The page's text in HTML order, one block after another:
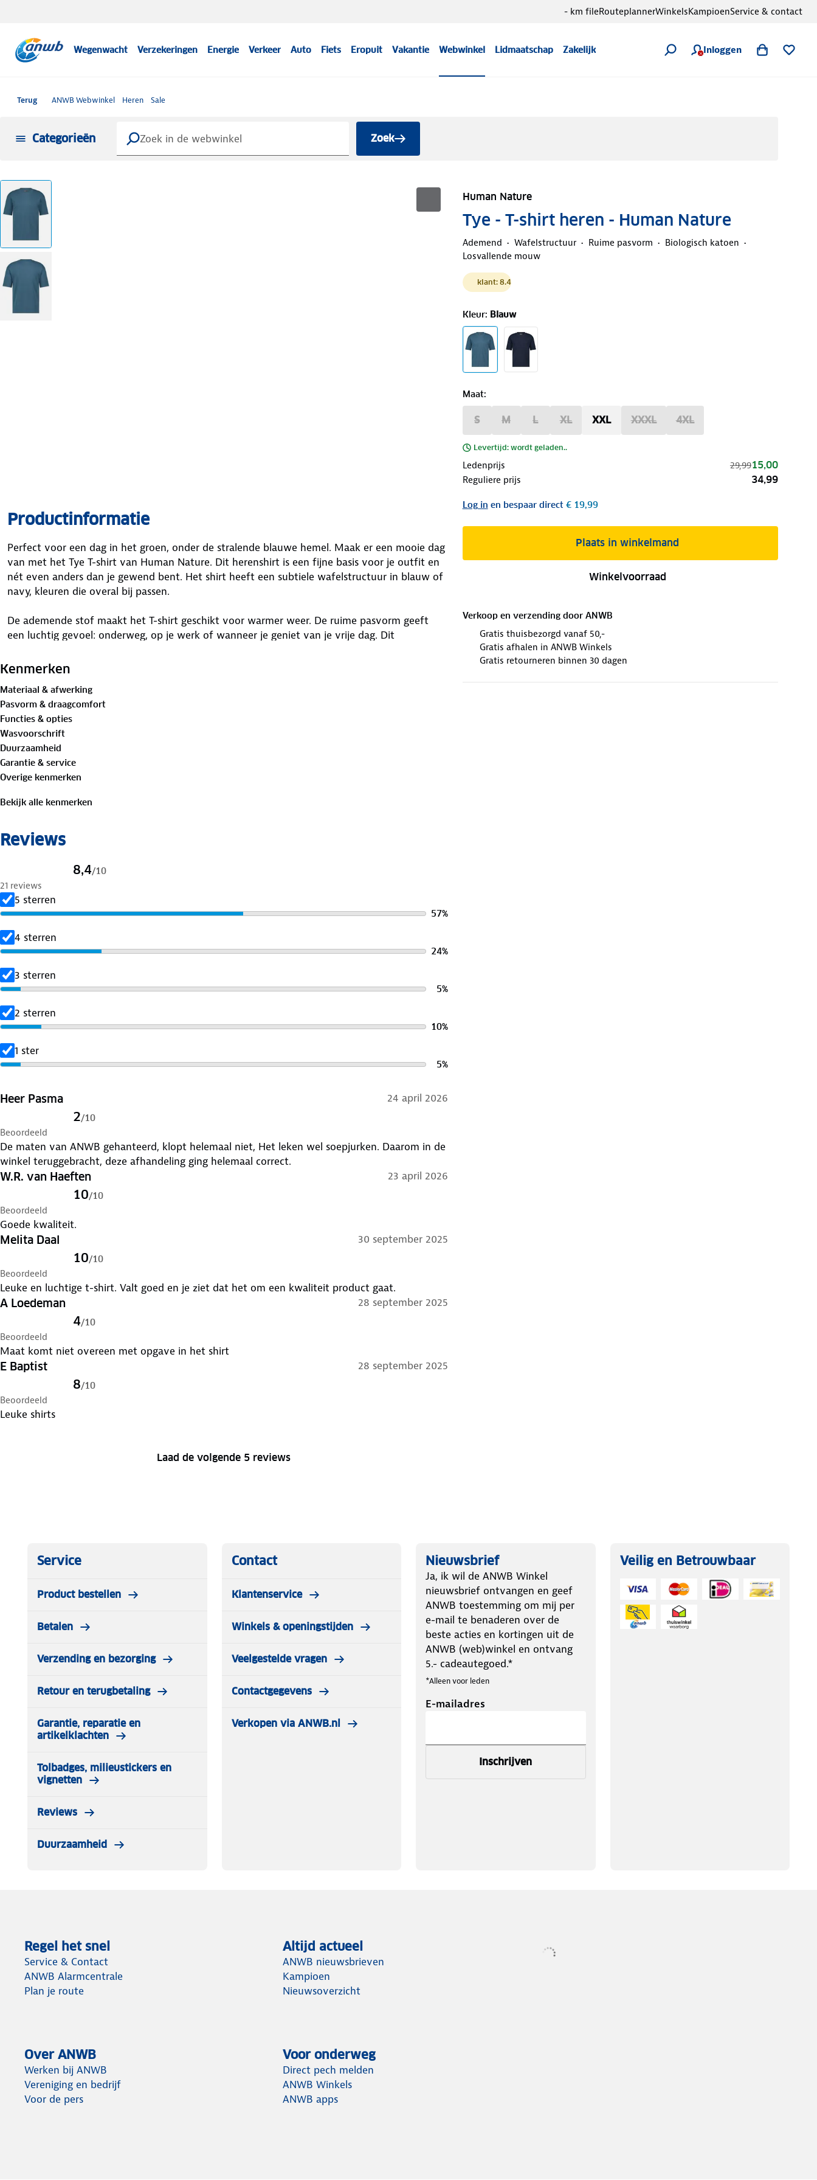
Wegenwacht Verzekeringen Energie Verkeer Auto Fiets Eropuit Vakantie Webwinkel Lidmaatschap Zakelijk Inloggen
- km fileRouteplannerWinkelsKampioenService & contact
Terug ANWB Webwinkel Heren Sale
Categorieën Zoek
Human Nature
Tye - T-shirt heren - Human Nature
Ademend Wafelstructuur Ruime pasvorm
Biologisch katoen
Losvallende mouw
klant: 8.4
Kleur: Blauw
Maat:
S M L XL XXL XXXL 4XL
Levertijd: wordt geladen..
Ledenprijs 29,9915,00
Reguliere prijs 34,99
Log in en bespaar direct€ 19,99
Plaats in winkelmand
Winkelvoorraad
Verkoop en verzending door ANWB
Gratis thuisbezorgd vanaf 50,-
Gratis afhalen in ANWB Winkels
Gratis retourneren binnen 30 dagen
Productinformatie
Perfect voor een dag in het groen, onder de stralende blauwe hemel. Maak er een mooie dag
van met het Tye T-shirt van Human Nature. Dit herenshirt is een fijne basis voor je outfit en
nét even anders dan je gewend bent. Het shirt heeft een subtiele wafelstructuur in blauw of
navy, kleuren die overal bij passen.
De ademende stof maakt het T-shirt geschikt voor warmer weer. De ruime pasvorm geeft
een luchtig gevoel: onderweg, op je werk of wanneer je geniet van je vrije dag. Dit
Ervaar het zelf!
Materiaal:
100%biologisch katoen
Is je kleding aan vervanging toe? Lever het in bij onze winkels. Wij geven er een nieuwe
bestemming aan.
Kenmerken
Materiaal & afwerking
Pasvorm & draagcomfort
Functies & opties
Wasvoorschrift
Duurzaamheid
Garantie & service
Overige kenmerken
Bekijk alle kenmerken
Reviews
8,4/10
21 reviews
5 sterren
57%
4 sterren
24%
3 sterren
5%
2 sterren
10%
1 ster
5%
Heer Pasma 24 april 2026
2/10
Beoordeeld
De maten van ANWB gehanteerd, klopt helemaal niet, Het leken wel soepjurken. Daarom in de
winkel teruggebracht, deze afhandeling ging helemaal correct.
W.R. van Haeften 23 april 2026
10/10
Beoordeeld
Goede kwaliteit.
Melita Daal 30 september 2025
10/10
Beoordeeld
Leuke en luchtige t-shirt. Valt goed en je ziet dat het om een kwaliteit product gaat.
A Loedeman 28 september 2025
4/10
Beoordeeld
Maat komt niet overeen met opgave in het shirt
E Baptist 28 september 2025
8/10
Beoordeeld
Leuke shirts
Laad de volgende 5 reviews
Service
Product bestellen
Betalen
Verzending en bezorging
Retour en terugbetaling
Garantie, reparatie en
artikelklachten
Tolbadges, milieustickers en
vignetten
Reviews
Duurzaamheid
Contact
Klantenservice
Winkels & openingstijden
Veelgestelde vragen
Contactgegevens
Verkopen via ANWB.nl
Nieuwsbrief
Ja, ik wil de ANWB Winkel
nieuwsbrief ontvangen en geef
ANWB toestemming om mij per
e-mail te benaderen over de
beste acties en kortingen uit de
ANWB (web)winkel en ontvang
5.- cadeautegoed.*
*Alleen voor leden
E-mailadres
Inschrijven
Veilig en Betrouwbaar
Regel het snel
Service & Contact
ANWB Alarmcentrale
Plan je route
Altijd actueel
ANWB nieuwsbrieven
Kampioen
Nieuwsoverzicht
Over ANWB
Werken bij ANWB
Vereniging en bedrijf
Voor de pers
Voor onderweg
Direct pech melden
ANWB Winkels
ANWB apps